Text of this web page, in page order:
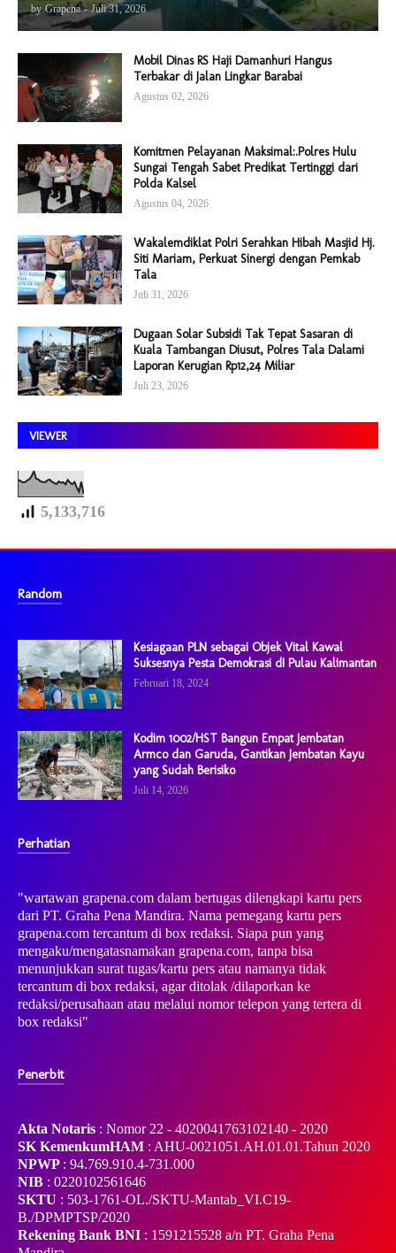
by Grapena - Juli 31, 2026
Mobil Dinas RS Haji Damanhuri Hangus
Terbakar di Jalan Lingkar Barabai
Agustus 02, 2026
Komitmen Pelayanan Maksimal:.Polres Hulu
Sungai Tengah Sabet Predikat Tertinggi dari
Polda Kalsel
Agustus 04, 2026
Wakalemdiklat Polri Serahkan Hibah Masjid Hj.
Siti Mariam, Perkuat Sinergi dengan Pemkab
Tala
Juli 31, 2026
Dugaan Solar Subsidi Tak Tepat Sasaran di
Kuala Tambangan Diusut, Polres Tala Dalami
Laporan Kerugian Rp12,24 Miliar
Juli 23, 2026
VIEWER
5,133,716
Random
Kesiagaan PLN sebagai Objek Vital Kawal
Suksesnya Pesta Demokrasi dI Pulau Kalimantan
Februari 18, 2024
Kodim 1002/HST Bangun Empat Jembatan
Armco dan Garuda, Gantikan Jembatan Kayu
yang Sudah Berisiko
Juli 14, 2026
Perhatian
"wartawan grapena.com dalam bertugas dilengkapi kartu pers
dari PT. Graha Pena Mandira. Nama pemegang kartu pers
grapena.com tercantum di box redaksi. Siapa pun yang
mengaku/mengatasnamakan grapena.com, tanpa bisa
menunjukkan surat tugas/kartu pers atau namanya tidak
tercantum di box redaksi, agar ditolak /dilaporkan ke
redaksi/perusahaan atau melalui nomor telepon yang tertera di
box redaksi"
Penerbit
Akta Notaris : Nomor 22 - 4020041763102140 - 2020
SK KemenkumHAM : AHU-0021051.AH.01.01.Tahun 2020
NPWP : 94.769.910.4-731.000
NIB : 0220102561646
SKTU : 503-1761-OL./SKTU-Mantab_VI.C19-
B./DPMPTSP/2020
Rekening Bank BNI : 1591215528 a/n PT. Graha Pena